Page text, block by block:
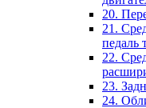
20.
21.
педаль
22.
23.
24.